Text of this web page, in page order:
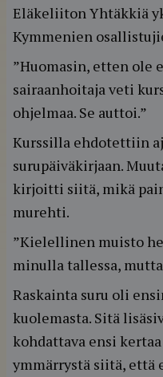
Eläkeliiton Yhtäkkiä
Kymmenien
”Huomasin, etten ole
sairaanhoitaja veti
ohjelmaa. Se auttoi.”
Kurssilla ehdotettiin
surupäiväkirjaan.
kirjoitti siitä, mikä
murehti.
”Kielellinen muisto
minulla tallessa,
Raskainta suru oli
kuolemasta. Sitä
kohdattava ensi
ymmärrystä siitä, että